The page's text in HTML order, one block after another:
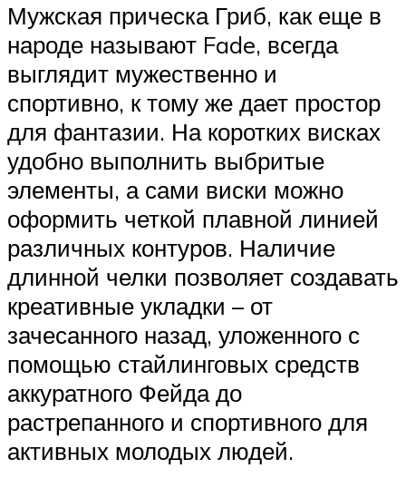
Мужская прическа Гриб, как еще в
народе называют Fade, всегда
выглядит мужественно и
спортивно, к тому же дает простор
для фантазии. На коротких висках
удобно выполнить выбритые
элементы, а сами виски можно
оформить четкой плавной линией
различных контуров. Наличие
длинной челки позволяет создавать
креативные укладки – от
зачесанного назад, уложенного с
помощью стайлинговых средств
аккуратного Фейда до
растрепанного и спортивного для
активных молодых людей.